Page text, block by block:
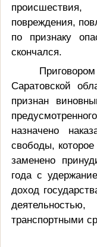
повреждения,
по признаку
скончался.
Саратовской
признан
назначено
свободы,
заменено
года с
доход
транспортными